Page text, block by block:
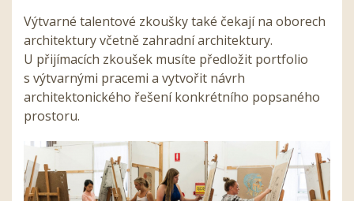
Výtvarné talentové zkoušky také čekají na oborech
architektury včetně zahradní architektury.
U přijímacích zkoušek musíte předložit portfolio
s výtvarnými pracemi a vytvořit návrh
architektonického řešení konkrétního popsaného
prostoru.